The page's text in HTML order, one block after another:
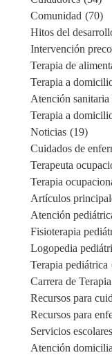
Comunidad (70)
Hitos del
Intervención
Terapia de
Terapia a
Atención
Terapia a
Noticias (19)
Cuidados de
Terapeuta
Terapia
Artículos
Atención
Fisioterapia
Logopedia
Terapia pediátrica
Carrera de
Recursos para
Recursos para
Servicios escolares
Atención